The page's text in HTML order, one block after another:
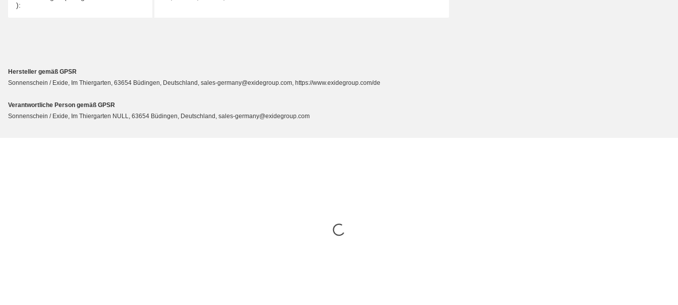
):
Hersteller gemäß GPSR
Sonnenschein / Exide, Im Thiergarten, 63654 Büdingen, Deutschland, sales-germany@exidegroup.com, https://www.exidegroup.com/de
Verantwortliche Person gemäß GPSR
Sonnenschein / Exide, Im Thiergarten NULL, 63654 Büdingen, Deutschland, sales-germany@exidegroup.com